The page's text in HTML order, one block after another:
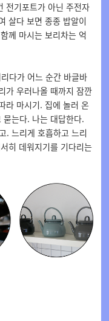
전기포트가 아닌 주전자
살다 보면 종종 밥알이
함께 마시는 보리차는 억
다가 어느 순간 바글바
가 우러나올 때까지 잠깐
라 마시기. 집에 놀러 온
묻는다. 나는 대답한다.
. 느리게 호흡하고 느리
히 데워지기를 기다리는